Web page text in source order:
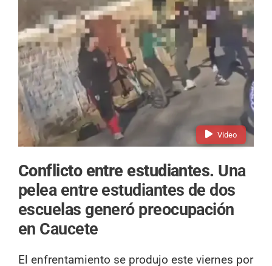
Video
Conflicto entre estudiantes. Una
pelea entre estudiantes de dos
escuelas generó preocupación
en Caucete
El enfrentamiento se produjo este viernes por